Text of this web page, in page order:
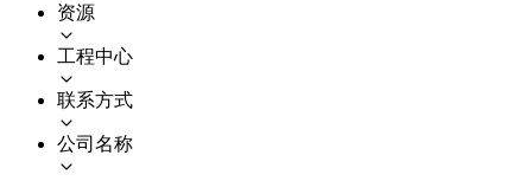
资源
工程中心
联系方式
公司名称